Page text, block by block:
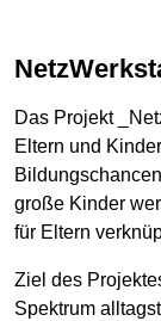
Das Projekt
Eltern und
große Kinder
für Eltern
Ziel des
Spektrum